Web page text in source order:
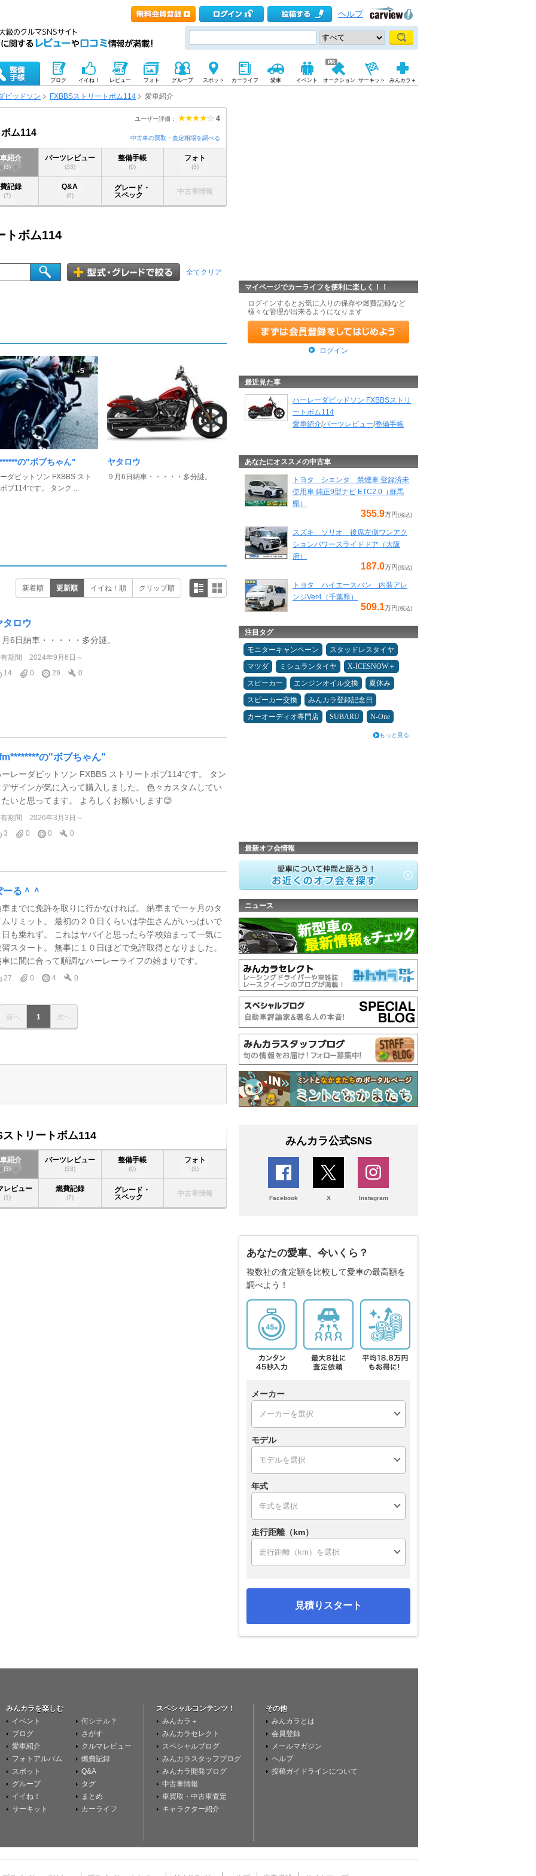
ヘルプ
ブログ イイね！ レビュー フォト グループ スポット カーライフ 愛車 イベント オークション サーキット みんカラ＋
ビッドソン FXBBSストリートボム114 愛車紹介
ユーザー評価： 4
ム114
中古車の買取・査定相場を調べる
紹介
(3)
パーツレビュー
(33)
整備手帳
(0)
フォト
(3)
記録
(7)
Q&A
(0)
グレード・
スペック
中古車情報
トボム114
全てクリア
+5
の"ボブちゃん"
ダビットソン FXBBS スト
ブ114です。 タンク ...
ヤタロウ
９月6日納車・・・・・多分謎。
新着順 更新順 イイね！順 クリップ順
タロウ
6日納車・・・・・多分謎。
期間
2024年9月6日～
14
0 29 0
の"ボブちゃん"
ーレーダビットソン FXBBS ストリートボブ114です。 タン
デザインが気に入って購入しました。 色々カスタムしてい
たいと思ってます。 よろしくお願いします😊
期間
2026年3月3日～
3
0 0 0
ーる＾＾
車までに免許を取りに行かなければ。 納車まで一ヶ月のタ
ムリミット。 最初の２０日くらいは学生さんがいっぱいで
日も乗れず。 これはヤバイと思ったら学校始まって一気に
習スタート。 無事に１０日ほどで免許取得となりました。
車に間に合って順調なハーレーライフの始まりです。
27 0 4 0
前へ 1 次へ
トリートボム114
紹介
(3)
パーツレビュー
(33)
整備手帳
(0)
フォト
(3)
レビュー
(1)
燃費記録
(7)
グレード・
スペック
中古車情報
マイページでカーライフを便利に楽しく！！
ログインするとお気に入りの保存や燃費記録など
様々な管理が出来るようになります
ログイン
最近見た車
ハーレーダビッドソン FXBBSストリ
ートボム114
愛車紹介/パーツレビュー/整備手帳
あなたにオススメの中古車
トヨタ シエンタ 禁煙車 登録済未
使用車 純正9型ナビ ETC2.0（群馬
県）
355.9万円(税込)
スズキ ソリオ 後席左側ワンアク
ションパワースライドドア（大阪
府）
187.0万円(税込)
トヨタ ハイエースバン 内装アレ
ンジVer4（千葉県）
509.1万円(税込)
注目タグ
モニターキャンペーン
スタッドレスタイヤ
マツダ
ミシュランタイヤ
X-ICESNOW＋
スピーカー
エンジンオイル交換
夏休み
スピーカー交換
みんカラ登録記念日
カーオーディオ専門店
SUBARU N-One
もっと見る
最新オフ会情報
ニュース
みんカラ公式SNS
Facebook X Instagram
あなたの愛車、今いくら？
複数社の査定額を比較して愛車の最高額を
調べよう！
メーカー
モデル
年式
走行距離（km）
見積りスタート
みんカラを楽しむ
イベント
ブログ
愛車紹介
フォトアルバム
スポット
グループ
イイね！
サーキット
何シテル？
さがす
クルマレビュー
燃費記録
Q&A
タグ
まとめ
カーライフ
スペシャルコンテンツ！
みんカラ＋
みんカラセレクト
スペシャルブログ
みんカラスタッフブログ
みんカラ開発ブログ
中古車情報
車買取・中古車査定
キャラクター紹介
その他
みんカラとは
会員登録
メールマガジン
ヘルプ
投稿ガイドラインについて